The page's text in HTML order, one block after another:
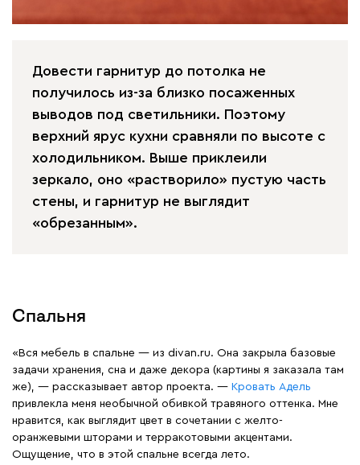
Довести гарнитур до потолка не
получилось из-за близко посаженных
выводов под светильники. Поэтому
верхний ярус кухни сравняли по высоте с
холодильником. Выше приклеили
зеркало, оно «растворило» пустую часть
стены, и гарнитур не выглядит
«обрезанным».
Спальня
«Вся мебель в спальне — из divan.ru. Она закрыла базовые
задачи хранения, сна и даже декора (картины я заказала там
же), — рассказывает автор проекта. — Кровать Адель
привлекла меня необычной обивкой травяного оттенка. Мне
нравится, как выглядит цвет в сочетании с желто-
оранжевыми шторами и терракотовыми акцентами.
Ощущение, что в этой спальне всегда лето.